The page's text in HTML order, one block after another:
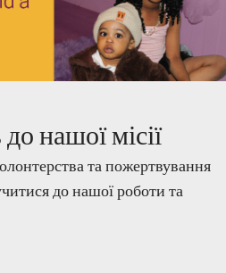
нашої місії
та пожертвування
до нашої роботи та